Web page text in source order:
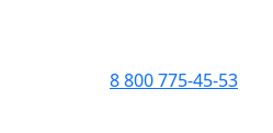
8 800 775-45-53